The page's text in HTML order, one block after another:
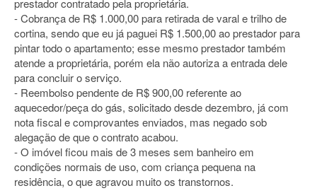
prestador contratado pela proprietária.
- Cobrança de R$ 1.000,00 para retirada de varal e trilho de
cortina, sendo que eu já paguei R$ 1.500,00 ao prestador para
pintar todo o apartamento; esse mesmo prestador também
atende a proprietária, porém ela não autoriza a entrada dele
para concluir o serviço.
- Reembolso pendente de R$ 900,00 referente ao
aquecedor/peça do gás, solicitado desde dezembro, já com
nota fiscal e comprovantes enviados, mas negado sob
alegação de que o contrato acabou.
- O imóvel ficou mais de 3 meses sem banheiro em
condições normais de uso, com criança pequena na
residência, o que agravou muito os transtornos.